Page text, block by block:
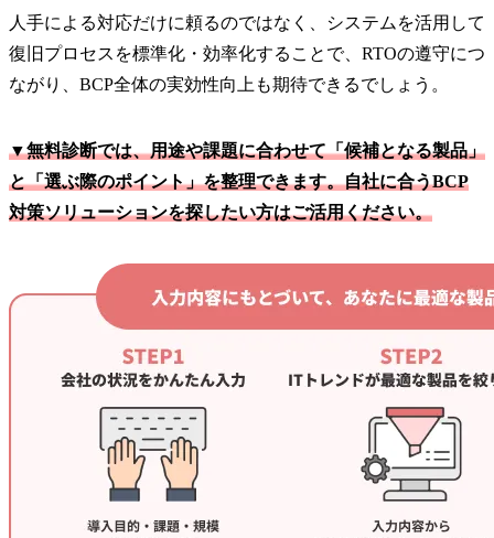
人手による対応だけに頼るのではなく、システムを活用して
復旧プロセスを標準化・効率化することで、RTOの遵守につ
ながり、BCP全体の実効性向上も期待できるでしょう。
▼無料診断では、用途や課題に合わせて「候補となる製品」
と「選ぶ際のポイント」を整理できます。自社に合うBCP
対策ソリューションを探したい方はご活用ください。